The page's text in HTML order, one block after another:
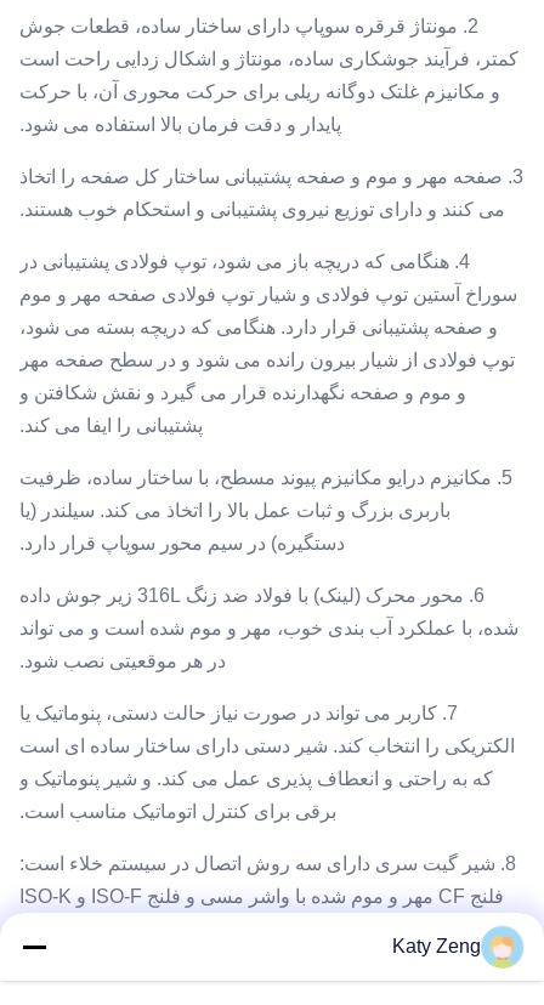
2. مونتاژ قرقره سوپاپ دارای ساختار ساده، قطعات جوش
کمتر، فرآیند جوشکاری ساده، مونتاژ و اشکال زدایی راحت است
و مکانیزم غلتک دوگانه ریلی برای حرکت محوری آن، با حرکت
پایدار و دقت فرمان بالا استفاده می شود.
3. صفحه مهر و موم و صفحه پشتیبانی ساختار کل صفحه را اتخاذ
می کنند و دارای توزیع نیروی پشتیبانی و استحکام خوب هستند.
4. هنگامی که دریچه باز می شود، توپ فولادی پشتیبانی در
سوراخ آستین توپ فولادی و شیار توپ فولادی صفحه مهر و موم
و صفحه پشتیبانی قرار دارد. هنگامی که دریچه بسته می شود،
توپ فولادی از شیار بیرون رانده می شود و در سطح صفحه مهر
و موم و صفحه نگهدارنده قرار می گیرد و نقش شکافتن و
پشتیبانی را ایفا می کند.
5. مکانیزم درایو مکانیزم پیوند مسطح، با ساختار ساده، ظرفیت
باربری بزرگ و ثبات عمل بالا را اتخاذ می کند. سیلندر (یا
دستگیره) در سیم محور سوپاپ قرار دارد.
6. محور محرک (لینک) با فولاد ضد زنگ 316L زیر جوش داده
شده، با عملکرد آب بندی خوب، مهر و موم شده است و می تواند
در هر موقعیتی نصب شود.
7. کاربر می تواند در صورت نیاز حالت دستی، پنوماتیک یا
الکتریکی را انتخاب کند. شیر دستی دارای ساختار ساده ای است
که به راحتی و انعطاف پذیری عمل می کند. و شیر پنوماتیک و
برقی برای کنترل اتوماتیک مناسب است.
8. شیر گیت سری دارای سه روش اتصال در سیستم خلاء است:
فلنج CF مهر و موم شده با واشر مسی و فلنج ISO-F و ISO-K
9. ابعاد کلی و ابعاد اتصال اصلی شیر گیت سری:
Katy Zeng